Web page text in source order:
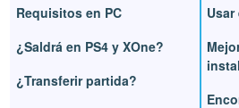
Requisitos en PC
¿Saldrá en PS4 y XOne?
¿Transferir partida?